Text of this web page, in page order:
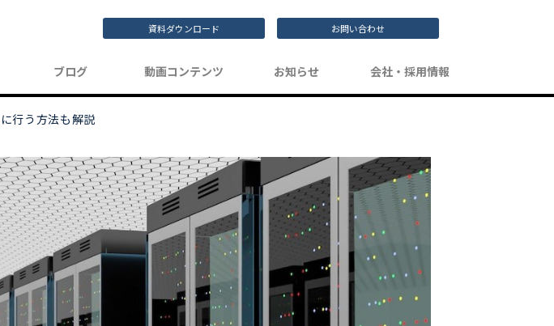
資料ダウンロード お問い合わせ
ブログ 動画コンテンツ お知らせ 会社・採用情報
行う方法も解説